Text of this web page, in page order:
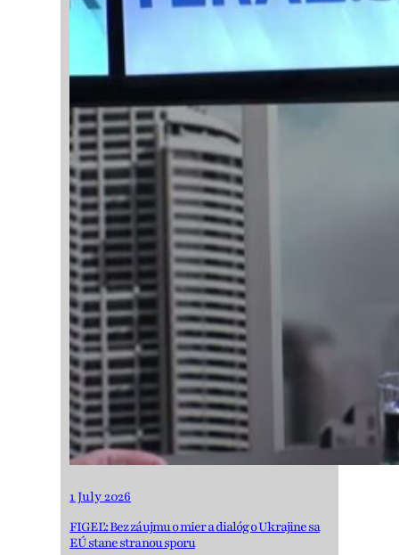
1 July 2026
FIGEĽ: Bez záujmu o mier a dialóg o Ukrajine sa
EÚ stane stranou sporu